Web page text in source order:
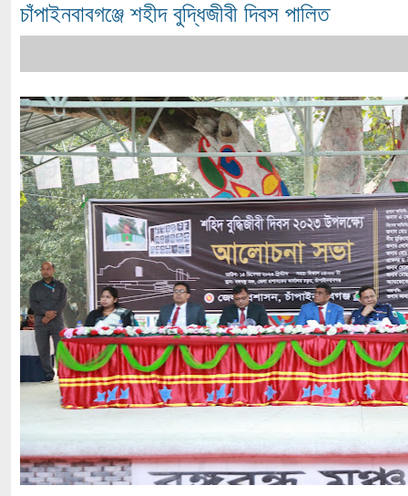
চাঁপাইনবাবগঞ্জে শহীদ বুদ্ধিজীবী দিবস পালিত